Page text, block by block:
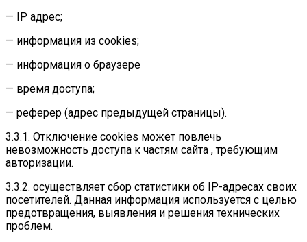
— IP адрес;
— информация из cookies;
— информация о браузере
— время доступа;
— реферер (адрес предыдущей страницы).
3.3.1. Отключение cookies может повлечь
невозможность доступа к частям сайта , требующим
авторизации.
3.3.2. осуществляет сбор статистики об IP-адресах своих
посетителей. Данная информация используется с целью
предотвращения, выявления и решения технических
проблем.